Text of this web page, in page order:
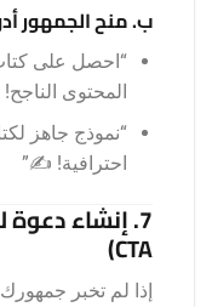
ب. منح الجمهور
“احصل على
المحتوى الناجح!
“نموذج جاهز
احترافية! ✍️”
CTA)
إذا لم تخبر